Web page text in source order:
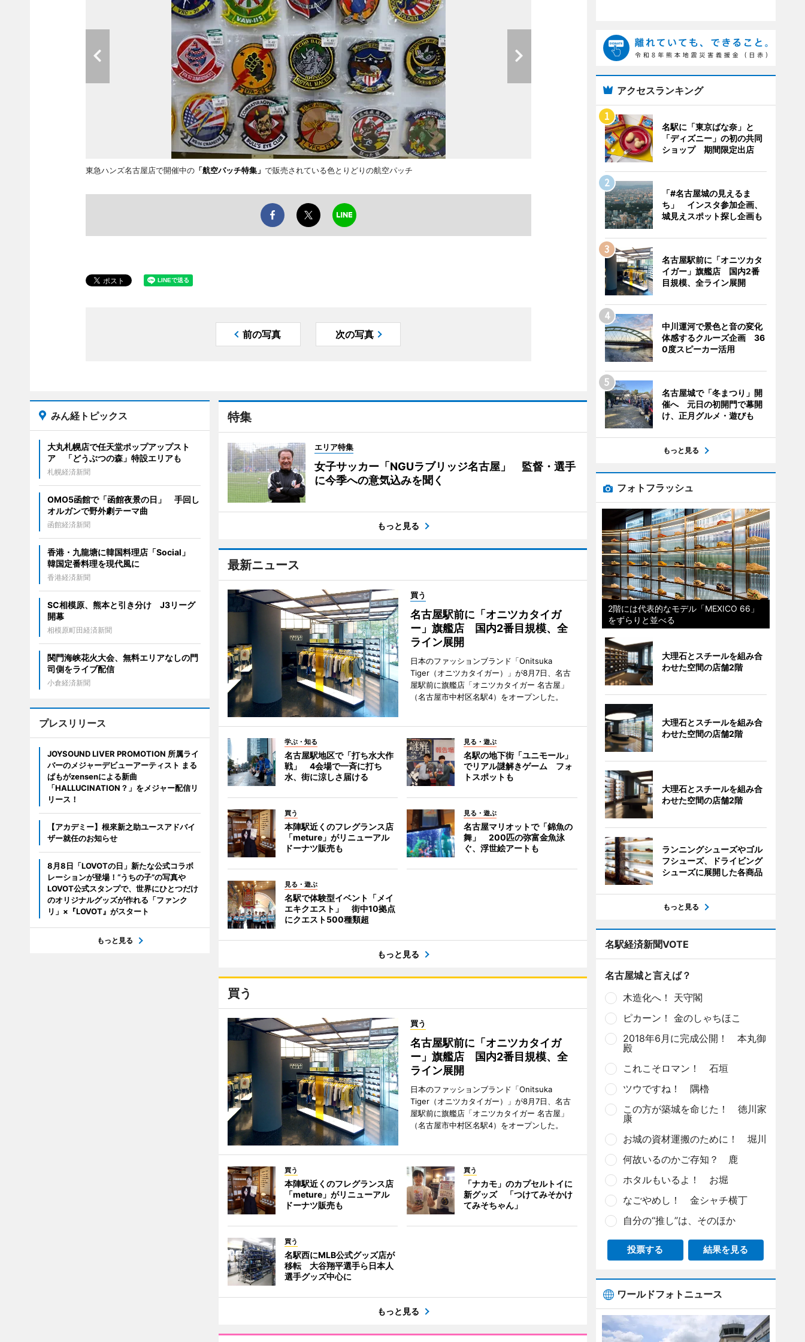
東急ハンズ名古屋店で開催中の「航空パッチ特集」 で販売されている色とりどりの航空パッチ
前の写真 次の写真
特集
エリア特集
女子サッカー「NGUラブリッジ名古屋」 監督・選手
に今季への意気込みを聞く
もっと見る
最新ニュース
買う
名古屋駅前に「オニツカタイガ
ー」旗艦店 国内2番目規模、全
ライン展開
日本のファッションブランド「Onitsuka
Tiger（オニツカタイガー）」が8月7日、名古
屋駅前に旗艦店「オニツカタイガー 名古屋」
（名古屋市中村区名駅4）をオープンした。
学ぶ・知る
名古屋駅地区で「打ち水大作
戦」 4会場で一斉に打ち
水、街に涼しさ届ける
見る・遊ぶ
名駅の地下街「ユニモール」
でリアル謎解きゲーム フォ
トスポットも
買う
本陣駅近くのフレグランス店
「meture」がリニューアル
ドーナツ販売も
見る・遊ぶ
名古屋マリオットで「錦魚の
舞」 200匹の弥富金魚泳
ぐ、浮世絵アートも
見る・遊ぶ
名駅で体験型イベント「メイ
エキクエスト」 街中10拠点
にクエスト500種類超
もっと見る
買う
買う
名古屋駅前に「オニツカタイガ
ー」旗艦店 国内2番目規模、全
ライン展開
日本のファッションブランド「Onitsuka
Tiger（オニツカタイガー）」が8月7日、名古
屋駅前に旗艦店「オニツカタイガー 名古屋」
（名古屋市中村区名駅4）をオープンした。
買う
本陣駅近くのフレグランス店
「meture」がリニューアル
ドーナツ販売も
買う
「ナカモ」のカプセルトイに
新グッズ 「つけてみそかけ
てみそちゃん」
買う
名駅西にMLB公式グッズ店が
移転 大谷翔平選手ら日本人
選手グッズ中心に
もっと見る
みん経トピックス
大丸札幌店で任天堂ポップアップスト
ア 「どうぶつの森」特設エリアも
札幌経済新聞
OMO5函館で「函館夜景の日」 手回し
オルガンで野外劇テーマ曲
函館経済新聞
香港・九龍塘に韓国料理店「Social」
韓国定番料理を現代風に
香港経済新聞
SC相模原、熊本と引き分け J3リーグ
開幕
相模原町田経済新聞
関門海峡花火大会、無料エリアなしの門
司側をライブ配信
小倉経済新聞
プレスリリース
JOYSOUND LIVER PROMOTION 所属ライ
バーのメジャーデビューアーティスト まる
ぱもがzensenによる新曲
「HALLUCINATION？」をメジャー配信リ
リース！
【アカデミー】根來新之助ユースアドバイ
ザー就任のお知らせ
8月8日「LOVOTの日」新たな公式コラボ
レーションが登場！“うちの子”の写真や
LOVOT公式スタンプで、世界にひとつだけ
のオリジナルグッズが作れる「ファンク
リ」×『LOVOT』がスタート
もっと見る
アクセスランキング
名駅に「東京ばな奈」と
「ディズニー」の初の共同
ショップ 期間限定出店
「#名古屋城の見えるま
ち」 インスタ参加企画、
城見えスポット探し企画も
名古屋駅前に「オニツカタ
イガー」旗艦店 国内2番
目規模、全ライン展開
中川運河で景色と音の変化
体感するクルーズ企画 36
0度スピーカー活用
名古屋城で「冬まつり」開
催へ 元日の初開門で幕開
け、正月グルメ・遊びも
もっと見る
フォトフラッシュ
2階には代表的なモデル「MEXICO 66」
をずらりと並べる
大理石とスチールを組み合
わせた空間の店舗2階
大理石とスチールを組み合
わせた空間の店舗2階
大理石とスチールを組み合
わせた空間の店舗2階
ランニングシューズやゴル
フシューズ、ドライビング
シューズに展開した各商品
もっと見る
名駅経済新聞VOTE
名古屋城と言えば？
木造化へ！ 天守閣
ピカーン！ 金のしゃちほこ
2018年6月に完成公開！ 本丸御
殿
これこそロマン！ 石垣
ツウですね！ 隅櫓
この方が築城を命じた！ 徳川家
康
お城の資材運搬のために！ 堀川
何故いるのかご存知？ 鹿
ホタルもいるよ！ お堀
なごやめし！ 金シャチ横丁
自分の“推し”は、そのほか
投票する 結果を見る
ワールドフォトニュース